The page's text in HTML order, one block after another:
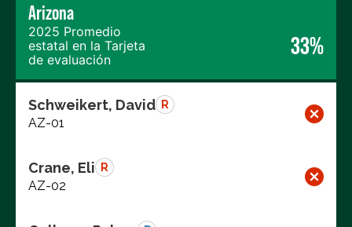
Arizona
2025 Promedio
estatal en la Tarjeta
de evaluación
33%
Schweikert, David R
AZ-01
Crane, Eli R
AZ-02